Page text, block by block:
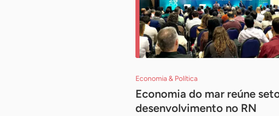
Economia & Política
Economia do mar reúne
desenvolvimento no RN